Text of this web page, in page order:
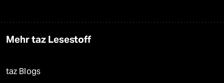
Mehr taz Lesestoff
taz Blogs